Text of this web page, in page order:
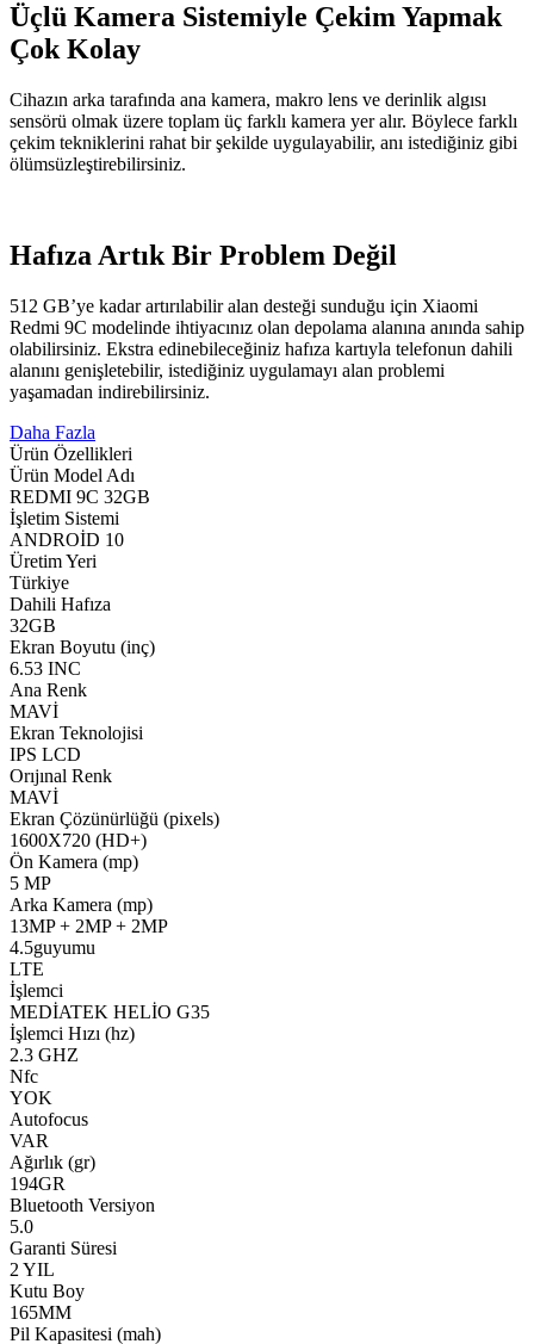
Üçlü Kamera Sistemiyle Çekim Yapmak
Çok Kolay
Cihazın arka tarafında ana kamera, makro lens ve derinlik algısı
sensörü olmak üzere toplam üç farklı kamera yer alır. Böylece farklı
çekim tekniklerini rahat bir şekilde uygulayabilir, anı istediğiniz gibi
ölümsüzleştirebilirsiniz.
Hafıza Artık Bir Problem Değil
512 GB’ye kadar artırılabilir alan desteği sunduğu için Xiaomi
Redmi 9C modelinde ihtiyacınız olan depolama alanına anında sahip
olabilirsiniz. Ekstra edinebileceğiniz hafıza kartıyla telefonun dahili
alanını genişletebilir, istediğiniz uygulamayı alan problemi
yaşamadan indirebilirsiniz.
Daha Fazla
Ürün Özellikleri
Ürün Model Adı
REDMI 9C 32GB
İşletim Sistemi
ANDROİD 10
Üretim Yeri
Türkiye
Dahili Hafıza
32GB
Ekran Boyutu (inç)
6.53 INC
Ana Renk
MAVİ
Ekran Teknolojisi
IPS LCD
Orıjınal Renk
MAVİ
Ekran Çözünürlüğü (pixels)
1600X720 (HD+)
Ön Kamera (mp)
5 MP
Arka Kamera (mp)
13MP + 2MP + 2MP
4.5guyumu
LTE
İşlemci
MEDİATEK HELİO G35
İşlemci Hızı (hz)
2.3 GHZ
Nfc
YOK
Autofocus
VAR
Ağırlık (gr)
194GR
Bluetooth Versiyon
5.0
Garanti Süresi
2 YIL
Kutu Boy
165MM
Pil Kapasitesi (mah)